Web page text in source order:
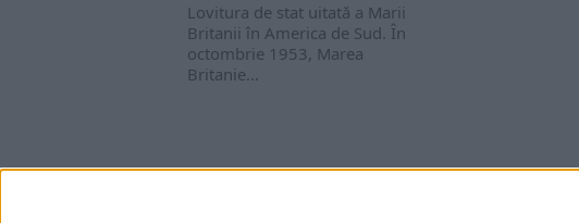
Lovitura de stat uitată a Marii
Britanii în America de Sud. În
octombrie 1953, Marea
Britanie...